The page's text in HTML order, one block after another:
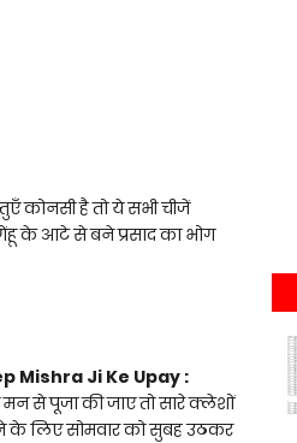
कोनसी है तो ये सभी चीजें
गेंहू के आटे से बने प्रसाद का भोग
Mishra Ji Ke Upay :
मन से पूजा की जाए तो सारे क्लेशों
के लिए सोमवार को सुबह उठकर